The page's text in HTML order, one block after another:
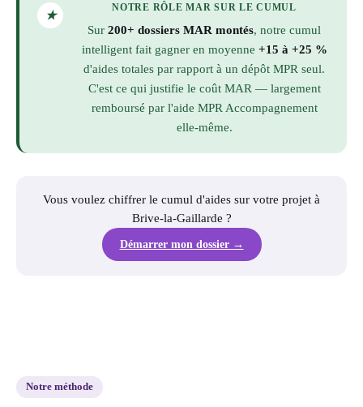
★
NOTRE RÔLE MAR SUR LE CUMUL
Sur 200+ dossiers MAR montés, notre cumul
intelligent fait gagner en moyenne +15 à +25 %
d'aides totales par rapport à un dépôt MPR seul.
C'est ce qui justifie le coût MAR — largement
remboursé par l'aide MPR Accompagnement
elle-même.
Vous voulez chiffrer le cumul d'aides sur votre projet à
Brive-la-Gaillarde ?
Démarrer mon dossier →
Notre méthode